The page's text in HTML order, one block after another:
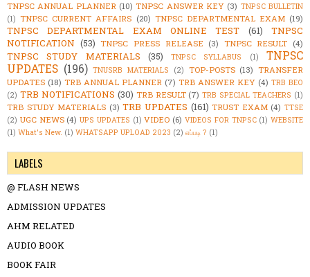
TNPSC ANNUAL PLANNER (10) TNPSC ANSWER KEY (3) TNPSC BULLETIN
(1) TNPSC CURRENT AFFAIRS (20) TNPSC DEPARTMENTAL EXAM (19)
TNPSC DEPARTMENTAL EXAM ONLINE TEST (61)
TNPSC
NOTIFICATION (53) TNPSC PRESS RELEASE (3) TNPSC RESULT (4)
TNPSC STUDY MATERIALS (35) TNPSC SYLLABUS (1)
TNPSC
UPDATES (196) TNUSRB MATERIALS (2) TOP-POSTS (13) TRANSFER
UPDATES (18) TRB ANNUAL PLANNER (7) TRB ANSWER KEY (4) TRB BEO
(2) TRB NOTIFICATIONS (30) TRB RESULT (7) TRB SPECIAL TEACHERS (1)
TRB STUDY MATERIALS (3) TRB UPDATES (161) TRUST EXAM (4) TTSE
(2) UGC NEWS (4) UPS UPDATES (1) VIDEO (6) VIDEOS FOR TNPSC (1) WEBSITE
(1) What's New. (1) WHATSAPP UPLOAD 2023 (2) எப்படி ? (1)
LABELS
@ FLASH NEWS
ADMISSION UPDATES
AHM RELATED
AUDIO BOOK
BOOK FAIR